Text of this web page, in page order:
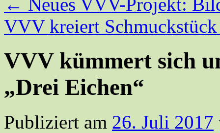
VVV kreiert
VVV kümmert sich
„Drei Eichen“
Publiziert am 26. Juli 2017